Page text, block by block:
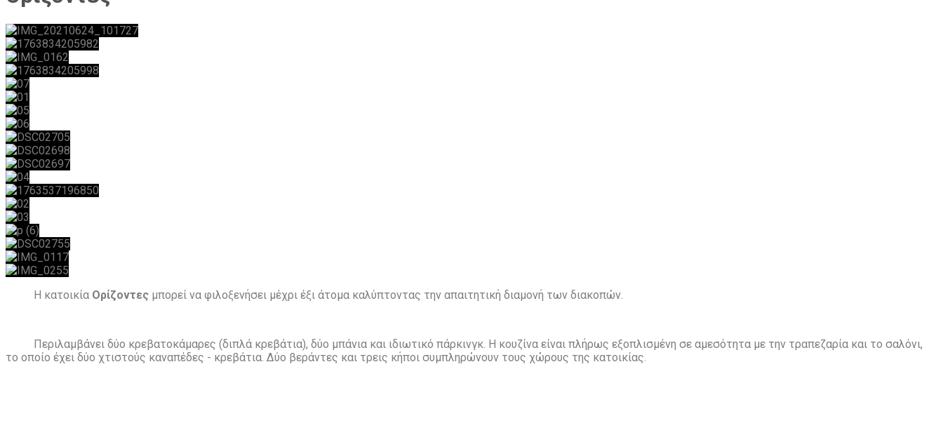
Η κατοικία Ορίζοντες μπορεί να φιλοξενήσει μέχρι έξι άτομα καλύπτοντας την απαιτητική διαμονή των διακοπών.
Περιλαμβάνει δύο κρεβατοκάμαρες (διπλά κρεβάτια), δύο μπάνια και ιδιωτικό πάρκινγκ. Η κουζίνα είναι πλήρως εξοπλισμένη σε αμεσότητα με την τραπεζαρία και το σαλόνι,
το οποίο έχει δύο χτιστούς καναπέδες - κρεβάτια. Δύο βεράντες και τρεις κήποι συμπληρώνουν τους χώρους της κατοικίας.